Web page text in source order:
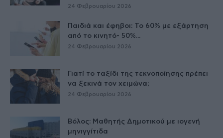
24 Φεβρουαρίου 2026
Παιδιά και έφηβοι: Το 60% με εξάρτηση
από το κινητό- 50%...
24 Φεβρουαρίου 2026
Γιατί το ταξίδι της τεκνοποίησης πρέπει
να ξεκινά τον χειμώνα;
24 Φεβρουαρίου 2026
Βόλος: Μαθητής Δημοτικού με ιογενή
μηνιγγίτιδα